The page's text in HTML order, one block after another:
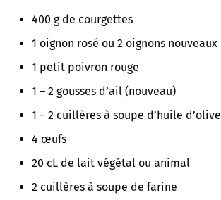
400 g de courgettes
1 oignon rosé ou 2 oignons nouveaux
1 petit poivron rouge
1 – 2 gousses d’ail (nouveau)
1 – 2 cuillères à soupe d’huile d’olive
4 œufs
20 cL de lait végétal ou animal
2 cuillères à soupe de farine